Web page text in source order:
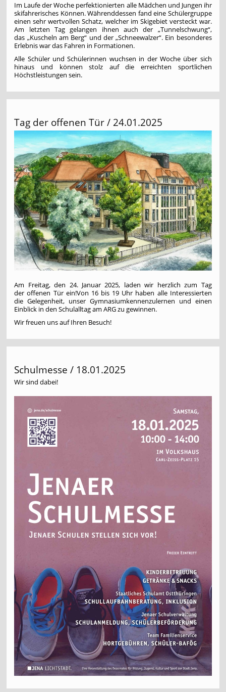
Im Laufe der Woche perfektionierten alle Mädchen und Jungen ihr
skifahrerisches Können. Währenddessen fand eine Schülergruppe
einen sehr wertvollen Schatz, welcher im Skigebiet versteckt war.
Am letzten Tag gelangen ihnen auch der „Tunnelschwung“,
das „Kuscheln am Berg“ und der „Schneewalzer“. Ein besonderes
Erlebnis war das Fahren in Formationen.
Alle Schüler und Schülerinnen wuchsen in der Woche über sich
hinaus und können stolz auf die erreichten sportlichen
Höchstleistungen sein.
Tag der offenen Tür / 24.01.2025
Am Freitag, den 24. Januar 2025, laden wir herzlich zum Tag
der offenen Tür ein!Von 16 bis 19 Uhr haben alle Interessierten
die Gelegenheit, unser Gymnasiumkennenzulernen und einen
Einblick in den Schulalltag am ARG zu gewinnen.
Wir freuen uns auf Ihren Besuch!
Schulmesse / 18.01.2025
Wir sind dabei!